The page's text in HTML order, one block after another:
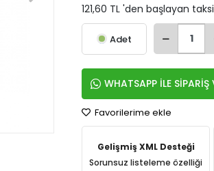
121,60 TL 'den başlayan
Adet
WHATSAPP İLE SİPARİŞ
Favorilerime ekle
Gelişmiş XML Desteği
Sorunsuz listeleme özelliği